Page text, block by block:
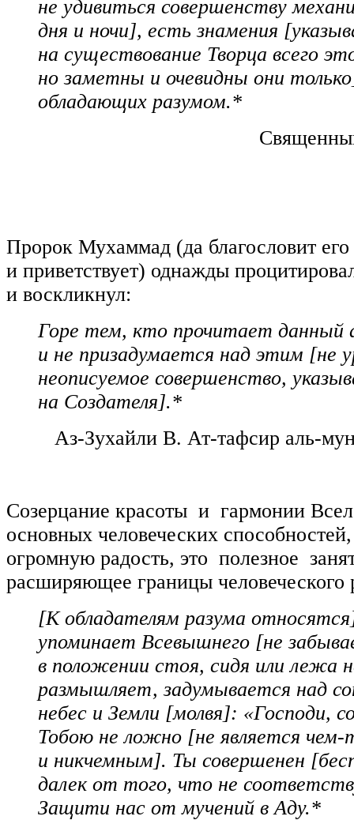
не удивиться совершенству
дня и ночи], есть знамения
на существование Творца всего
но заметны и очевидны они
обладающих разумом.*
Пророк Мухаммад (да благословит
и приветствует) однажды
и воскликнул:
Горе тем, кто прочитает данный
и не призадумается над этим [не
неописуемое совершенство,
на Создателя].*
Аз-Зухайли В. Ат-тафсир аль-
Созерцание красоты и гармонии
основных человеческих
огромную радость, это полезное
расширяющее границы человеческого
[К обладателям разума
упоминает Всевышнего [не
в положении стоя, сидя или лежа
размышляет, задумывается над
небес и Земли [молвя]: «Господи,
Тобою не ложно [не является
и никчемным]. Ты совершенен
далек от того, что не
Защити нас от мучений в Аду.*